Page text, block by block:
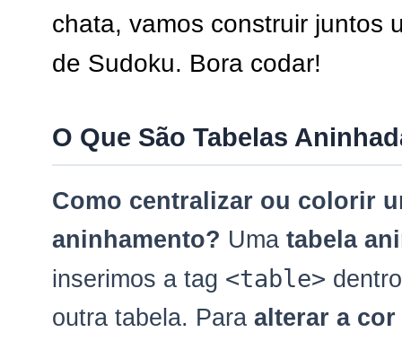
chata, vamos construir juntos
de Sudoku. Bora codar!
O Que São Tabelas
Como centralizar ou colorir
aninhamento? Uma tabela
inserimos a tag <table>
outra tabela. Para alterar a